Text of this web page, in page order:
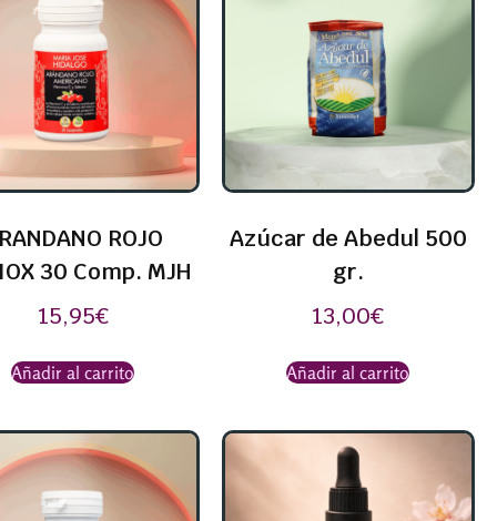
ROJO
30 Comp. MJH
15,95€
Añadir al carrito
Azúcar de Abedul 500
gr.
13,00€
Añadir al carrito